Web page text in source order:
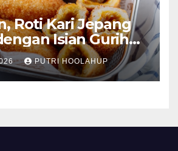
Roti Kari Jepang
Isian Gurih
PUTRI HOOLAHUP